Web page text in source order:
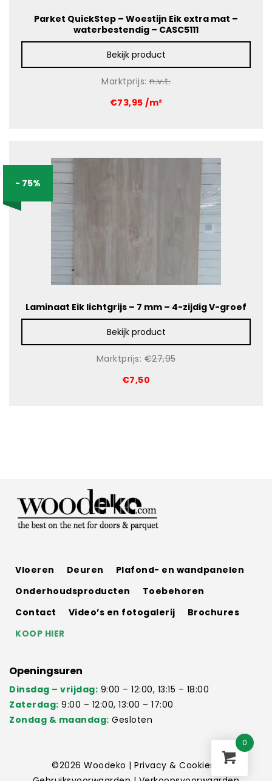
Parket QuickStep – Woestijn Eik extra mat –
waterbestendig – CASC5111
Bekijk product
Marktprijs: n.v.t.
€73,95 /m²
Laminaat Eik lichtgrijs – 7 mm – 4-zijdig V-groef
Bekijk product
- 75%
Marktprijs:€27,95
€7,50
Vloeren Deuren
Plafond- en wandpanelen
Onderhoudsproducten
Toebehoren
Contact
Video’s en fotogalerij
Brochures
KOOP HIER
Openingsuren
Dinsdag – vrijdag: 9:00 – 12:00, 13:15 – 18:00
Zaterdag: 9:00 – 12:00, 13:00 – 17:00
Zondag & maandag: Gesloten
©2026Woodeko |Privacy & Cookies
0